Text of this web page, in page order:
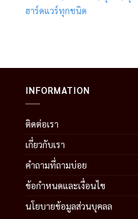
ฮาร์ดแวร์ทุกชนิด
INFORMATION
ติดต่อเรา
เกี่ยวกับเรา
คำถามที่ถามบ่อย
ข้อกำหนดและเงื่อนไข
นโยบายข้อมูลส่วนบุคลล